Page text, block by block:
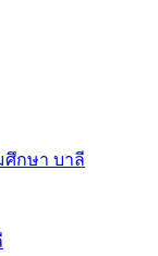
ศึกษา บาลี